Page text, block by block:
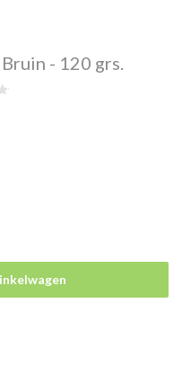
- 120 grs.